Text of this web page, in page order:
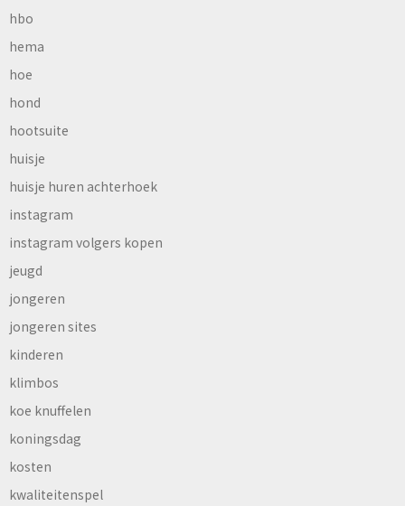
hbo
hema
hoe
hond
hootsuite
huisje
huisje huren achterhoek
instagram
instagram volgers kopen
jeugd
jongeren
jongeren sites
kinderen
klimbos
koe knuffelen
koningsdag
kosten
kwaliteitenspel